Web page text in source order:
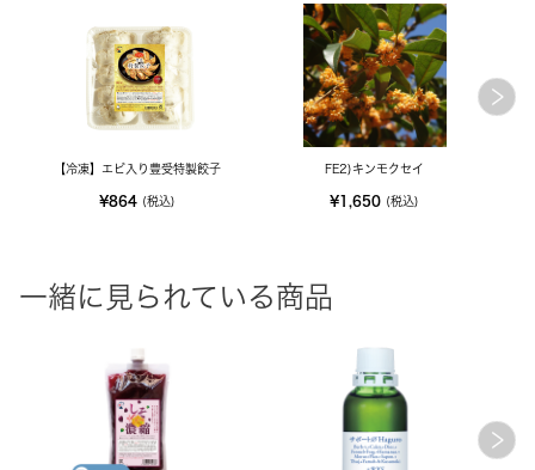
【冷凍】エビ入り豊受特製餃子
¥864 (税込)
FE2)キンモクセイ
¥1,650 (税込)
一緒に見られている商品